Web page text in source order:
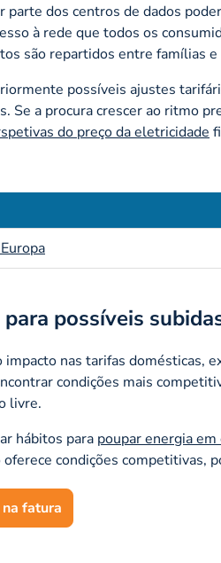
dos centros de dados
à rede que todos os
são repartidos entre famílias
possíveis ajustes
Se a procura crescer ao ritmo
do preço da eletricidade
possíveis
nas tarifas domésticas,
condições mais
livre.
hábitos para poupar energia em
condições competitivas,
fatura